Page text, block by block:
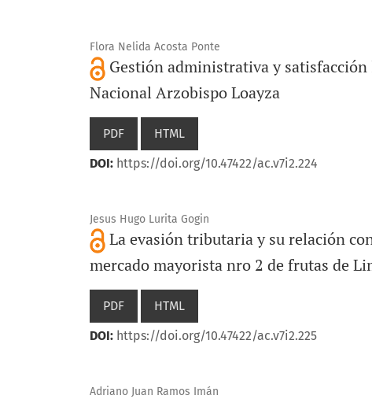
Flora Nelida Acosta Ponte
Gestión administrativa y
Nacional Arzobispo Loayza
PDF
HTML
DOI: https://doi.org/10.47422/ac.v7i2.224
Jesus Hugo Lurita Gogin
La evasión tributaria y su relación
mercado mayorista nro 2 de frutas de
PDF
HTML
DOI: https://doi.org/10.47422/ac.v7i2.225
Adriano Juan Ramos Imán